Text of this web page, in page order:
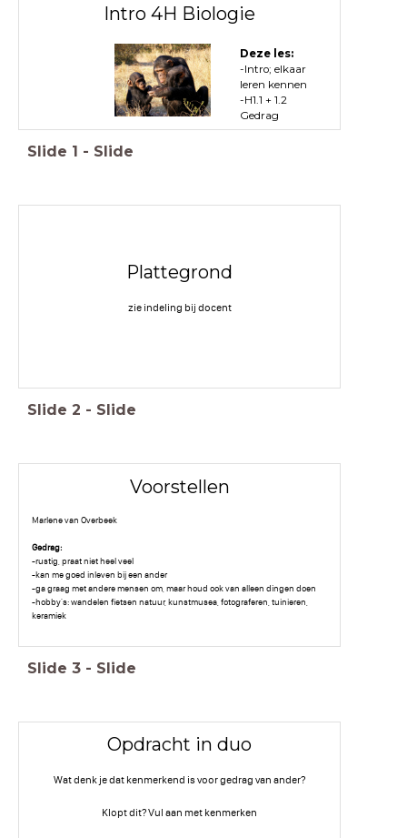
Intro 4H Biologie
Deze les:
-Intro; elkaar
leren kennen
-H1.1 + 1.2
Gedrag
Slide 1 - Slide
Plattegrond
zie indeling bij docent
Slide 2 - Slide
Voorstellen
Marlene van Overbeek
Gedrag:
-rustig, praat niet heel veel
-kan me goed inleven bij een ander
-ga graag met andere mensen om, maar houd ook van alleen dingen doen
-hobby's: wandelen fietsen natuur, kunstmusea, fotograferen, tuinieren,
keramiek
Slide 3 - Slide
Opdracht in duo
Wat denk je dat kenmerkend is voor gedrag van ander?
Klopt dit? Vul aan met kenmerken